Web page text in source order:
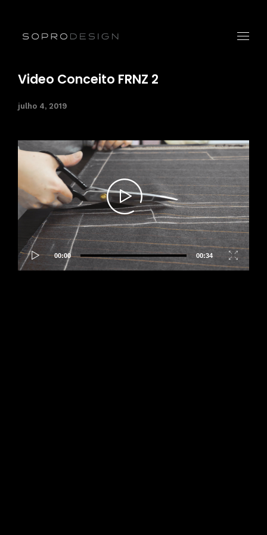
Video Conceito FRNZ 2
julho 4, 2019
Tocador
vídeo
00:00 00:34